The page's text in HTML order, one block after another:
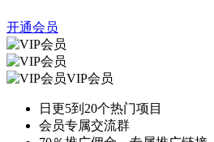
开通会员
VIP会员
日更5到20个热门项目
会员专属交流群